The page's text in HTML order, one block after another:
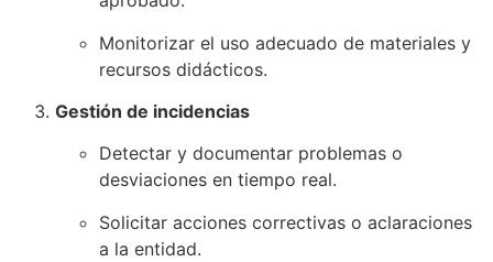
Monitorizar el uso adecuado de materiales y
recursos didácticos.
Gestión de incidencias
Detectar y documentar problemas o
desviaciones en tiempo real.
Solicitar acciones correctivas o aclaraciones
a la entidad.